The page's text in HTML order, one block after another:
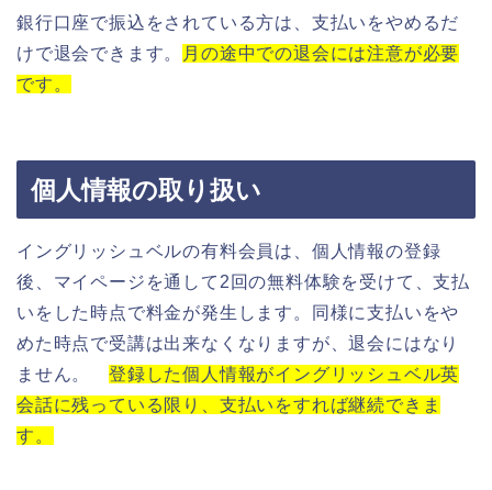
銀行口座で振込をされている方は、支払いをやめるだ
けで退会できます。
月の途中での退会には注意が必要
です。
個人情報の取り扱い
イングリッシュベルの有料会員は、個人情報の登録
後、マイページを通して2回の無料体験を受けて、支払
いをした時点で料金が発生します。同様に支払いをや
めた時点で受講は出来なくなりますが、退会にはなり
ません。 登録した個人情報がイングリッシュベル英
会話に残っている限り、支払いをすれば継続できま
す。